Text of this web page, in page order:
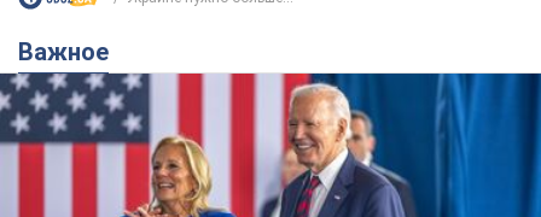
назвала первый симптом, который
сигнализировал о его "агрессивном" раке
Сначала врачи не обратили на это должного внимания
18,0 т.